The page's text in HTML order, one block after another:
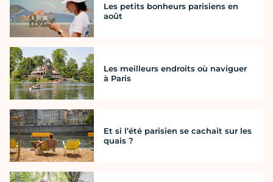
Les petits bonheurs parisiens en
août
Les meilleurs endroits où naviguer
à Paris
Et si l’été parisien se cachait sur les
quais ?